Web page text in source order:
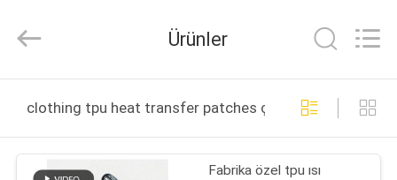
ÜRÜN:%
Accessories
Co.,Ltd.
Reserved.
Ürünler
clothing tpu heat transfer patches çevrimiçi üretim
Fabrika özel tpu ısı